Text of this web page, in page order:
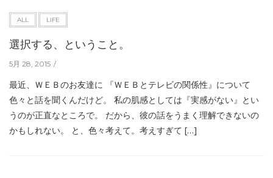
ALL LIFE
選択する、ということ。
5月 28, 2015
最近、ＷＥＢのお友達に 『ＷＥＢとテレビの関係性』について
色々と話を聞くんだけど。 私の肌感としては『実感がない』とい
うのが正直なところで。 だから、彼の話をうまく理解できないの
かもしれない。 と、色々考えて。考えすぎて […]